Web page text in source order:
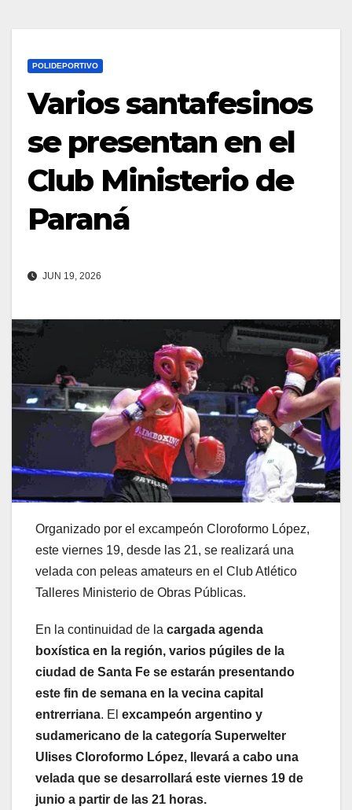
POLIDEPORTIVO
Varios santafesinos
se presentan en el
Club Ministerio de
Paraná
JUN 19, 2026
Organizado por el excampeón Cloroformo López,
este viernes 19, desde las 21, se realizará una
velada con peleas amateurs en el Club Atlético
Talleres Ministerio de Obras Públicas.
En la continuidad de la cargada agenda
boxística en la región, varios púgiles de la
ciudad de Santa Fe se estarán presentando
este fin de semana en la vecina capital
entrerriana. El excampeón argentino y
sudamericano de la categoría Superwelter
Ulises Cloroformo López, llevará a cabo una
velada que se desarrollará este viernes 19 de
junio a partir de las 21 horas.